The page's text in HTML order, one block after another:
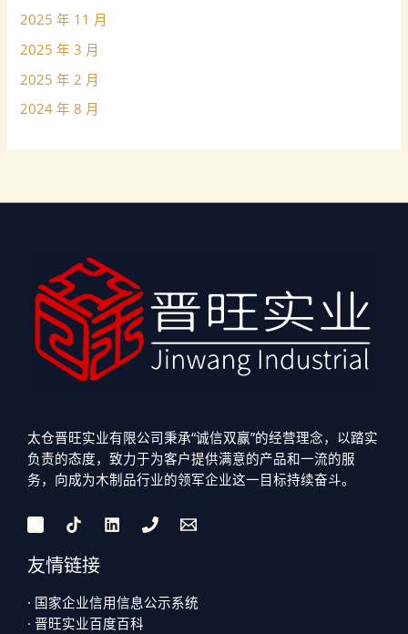
2025 年 11 月
2025 年 3 月
2025 年 2 月
2024 年 8 月
太仓晋旺实业有限公司秉承“诚信双赢”的经营理念，以踏实
负责的态度，致力于为客户提供满意的产品和一流的服
务，向成为木制品行业的领军企业这一目标持续奋斗。
友情链接
· 国家企业信用信息公示系统
· 晋旺实业百度百科